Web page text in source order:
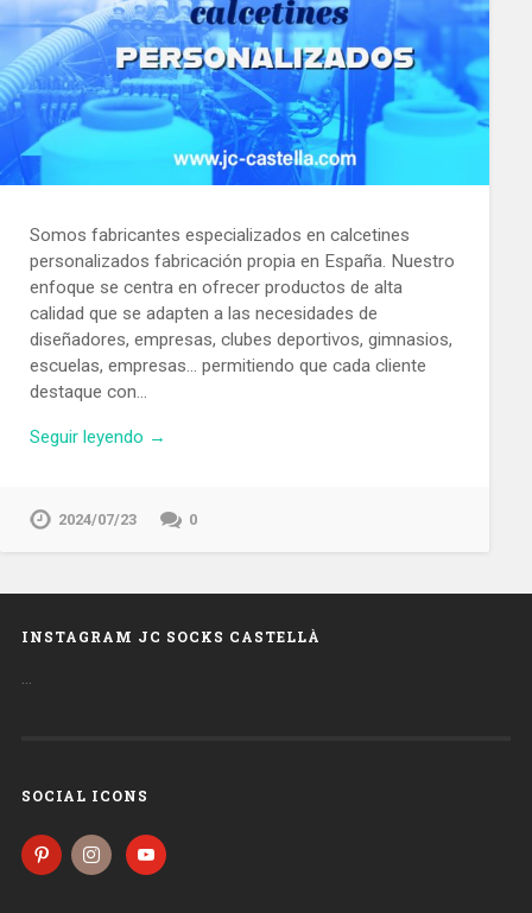
Somos fabricantes especializados en calcetines
personalizados fabricación propia en España. Nuestro
enfoque se centra en ofrecer productos de alta
calidad que se adapten a las necesidades de
diseñadores, empresas, clubes deportivos, gimnasios,
escuelas, empresas… permitiendo que cada cliente
destaque con…
Seguir leyendo →
2024/07/23 0
INSTAGRAM JC SOCKS CASTELLÀ
…
SOCIAL ICONS